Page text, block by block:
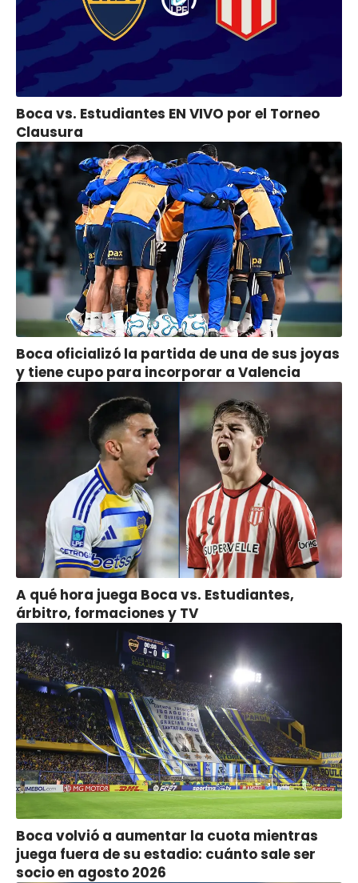
Boca vs. Estudiantes EN VIVO por el Torneo
Clausura
Boca oficializó la partida de una de sus joyas
y tiene cupo para incorporar a Valencia
A qué hora juega Boca vs. Estudiantes,
árbitro, formaciones y TV
Boca volvió a aumentar la cuota mientras
juega fuera de su estadio: cuánto sale ser
socio en agosto 2026